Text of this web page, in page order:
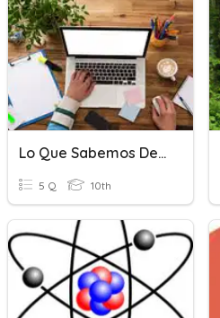
Lo Que Sabemos Del Ensayo
5 Q 10th